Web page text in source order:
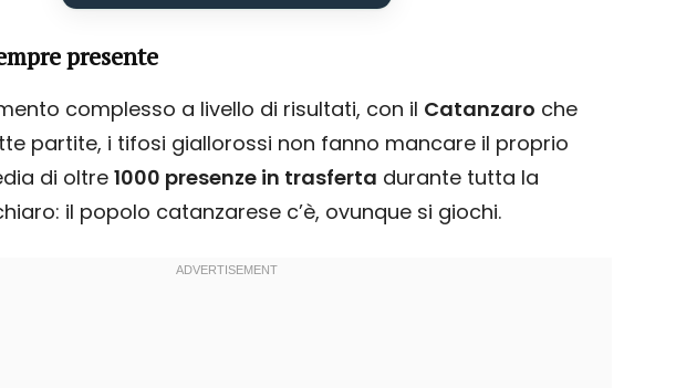
presente
complesso a livello di risultati, con il Catanzaro che
partite, i tifosi giallorossi non fanno mancare il proprio
di oltre 1000 presenze in trasferta durante tutta la
il popolo catanzarese c’è, ovunque si giochi.